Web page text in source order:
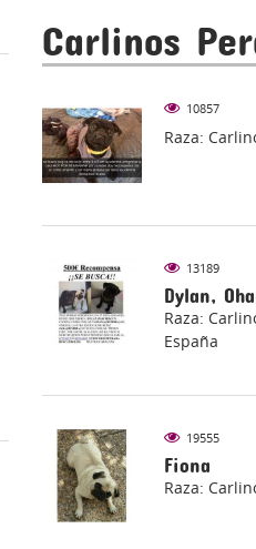
Carlinos
10857
Raza:
13189
Dylan,
Raza:
España
19555
Fiona
Raza: